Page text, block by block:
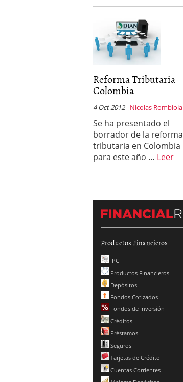
Reforma Tributaria
Colombia
4 Oct 2012 Nicolas Rombiola
Se ha presentado el
borrador de la reforma
tributaria en Colombia
para este año … Leer
Productos Financieros
IPC
Productos Financieros
Depósitos
Fondos Cotizados
Fondos de Inversión
Créditos
Préstamos
Seguros
Tarjetas de Crédito
Cuentas Corrientes